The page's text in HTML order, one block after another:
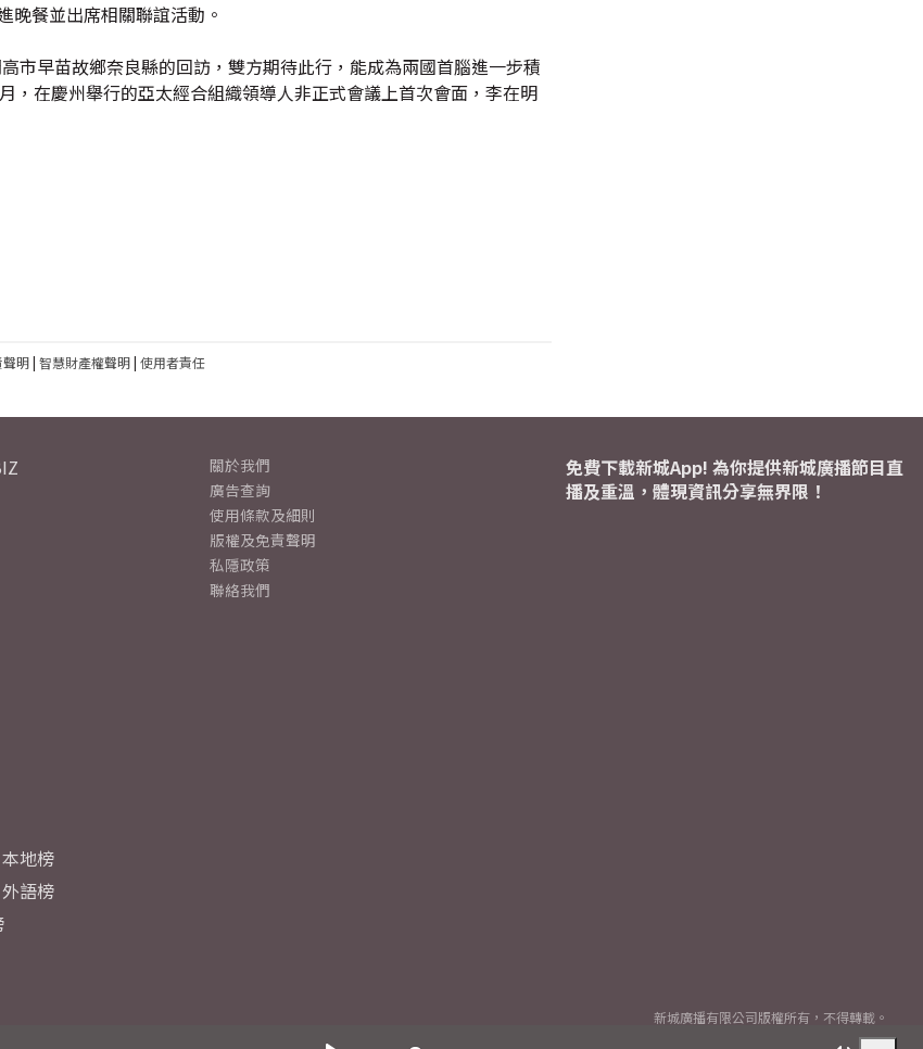
晚餐並出席相關聯誼活動。
市早苗故鄉奈良縣的回訪，雙方期待此行，能成為兩國首腦進一步積
在慶州舉行的亞太經合組織領導人非正式會議上首次會面，李在明
聲明| 智慧財產權聲明| 使用者責任
地榜
語榜
關於我們
廣告查詢
使用條款及細則
版權及免責聲明
私隱政策
聯絡我們
免費下載新城App! 為你提供新城廣播節目直
播及重溫，體現資訊分享無界限！
新城廣播有限公司版權所有，不得轉載。
2026© Metro Broadcast Corporation Limited. All rights reserved.